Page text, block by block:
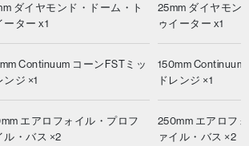
ダイヤモンド・ドーム・ト
ーター x1
Continuum コーンFSTミッ
ンジ ×1
エアロフォイル・プロフ
ル・バス ×2
25mm ダイヤモン
ゥイーター x1
150mm
ドレンジ ×1
250mm エアロフ
ァイル・バス ×2